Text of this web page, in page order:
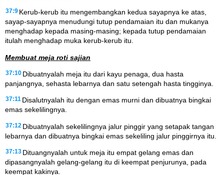
37:9 Kerub-kerub itu mengembangkan kedua sayapnya ke atas,
sayap-sayapnya menudungi tutup pendamaian itu dan mukanya
menghadap kepada masing-masing; kepada tutup pendamaian
itulah menghadap muka kerub-kerub itu.
Membuat meja roti sajian
37:10 Dibuatnyalah meja itu dari kayu penaga, dua hasta
panjangnya, sehasta lebarnya dan satu setengah hasta tingginya.
37:11 Disalutnyalah itu dengan emas murni dan dibuatnya bingkai
emas sekelilingnya.
37:12 Dibuatnyalah sekelilingnya jalur pinggir yang setapak tangan
lebarnya dan dibuatnya bingkai emas sekeliling jalur pinggirnya itu.
37:13 Dituangnyalah untuk meja itu empat gelang emas dan
dipasangnyalah gelang-gelang itu di keempat penjurunya, pada
keempat kakinya.